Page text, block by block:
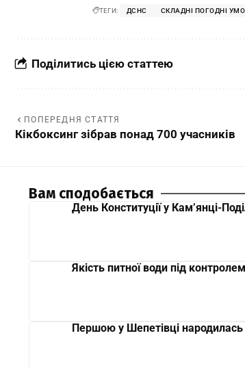
ТЕГИ: ДСНС СКЛАДНІ ПОГОДНІ
Поділитись цією статтею
ПОПЕРЕДНЯ СТАТТЯ
Кікбоксинг зібрав понад 700 учасників
Вам сподобається
День Конституції у Кам’янці-
Якість питної води під контролем
Першою у Шепетівці народилась